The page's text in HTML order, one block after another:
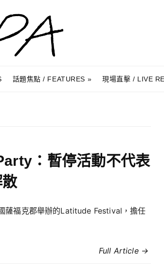
話題焦點 / FEATURES 現場直擊 / LIVE
：暫停活動不代表
薩福克郡舉辦的Latitude Festival，擔任
Full Article →